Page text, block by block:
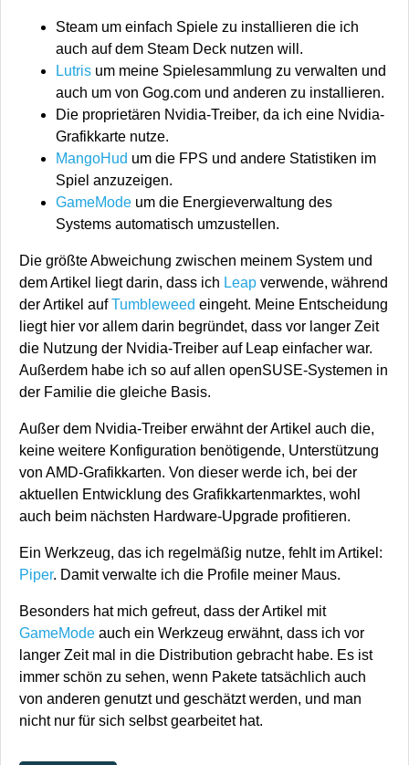
Steam um einfach Spiele zu installieren die ich
auch auf dem Steam Deck nutzen will.
Lutris um meine Spielesammlung zu verwalten und
auch um von Gog.com und anderen zu installieren.
Die proprietären Nvidia-Treiber, da ich eine Nvidia-
Grafikkarte nutze.
MangoHud um die FPS und andere Statistiken im
Spiel anzuzeigen.
GameMode um die Energieverwaltung des
Systems automatisch umzustellen.
Die größte Abweichung zwischen meinem System und
dem Artikel liegt darin, dass ich Leap verwende, während
der Artikel aufTumbleweed eingeht. Meine Entscheidung
liegt hier vor allem darin begründet, dass vor langer Zeit
die Nutzung der Nvidia-Treiber auf Leap einfacher war.
Außerdem habe ich so auf allen openSUSE-Systemen in
der Familie die gleiche Basis.
Außer dem Nvidia-Treiber erwähnt der Artikel auch die,
keine weitere Konfiguration benötigende, Unterstützung
von AMD-Grafikkarten. Von dieser werde ich, bei der
aktuellen Entwicklung des Grafikkartenmarktes, wohl
auch beim nächsten Hardware-Upgrade profitieren.
Ein Werkzeug, das ich regelmäßig nutze, fehlt im Artikel:
Piper. Damit verwalte ich die Profile meiner Maus.
Besonders hat mich gefreut, dass der Artikel mit
GameMode auch ein Werkzeug erwähnt, dass ich vor
langer Zeit mal in die Distribution gebracht habe. Es ist
immer schön zu sehen, wenn Pakete tatsächlich auch
von anderen genutzt und geschätzt werden, und man
nicht nur für sich selbst gearbeitet hat.